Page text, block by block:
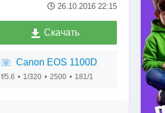
26.10.2016 22:15
Скачать
Canon EOS 1100D
f/5.6 1/320 2500 181/1